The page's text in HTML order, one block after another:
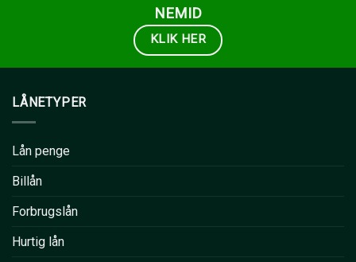
NEMID
KLIK HER
LÅNETYPER
Lån penge
Billån
Forbrugslån
Hurtig lån